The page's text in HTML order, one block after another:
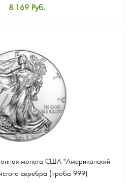
8 169 Руб.
Цена выкупа
Звоните
монета США "Американский
серебра (проба 999)